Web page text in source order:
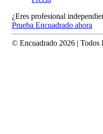
¿Eres profesional
Prueba Encuadrado ahora
© Encuadrado 2026 | Todos